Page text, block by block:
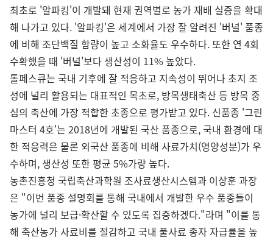
최초로 '알파킹'이 개발돼 현재 권역별로 농가 재배 실증을 확대
해 나가고 있다. '알파킹'은 세계에서 가장 잘 알려진 '버널' 품종
에 비해 조단백질 함량이 높고 소화율도 우수하다. 또한 연 4회
수확했을 때 '버널'보다 생산성이 11% 높았다.
톨페스큐는 국내 기후에 잘 적응하고 지속성이 뛰어나 초지 조
성에 널리 활용되는 대표적인 목초로, 방목생태축산 등 방목 중
심의 축산에 가장 적합한 초종으로 평가받고 있다. 신품종 '그린
마스터 4호'는 2018년에 개발된 국산 품종으로, 국내 환경에 대
한 적응력은 물론 외국산 품종에 비해 사료가치(영양성분)가 우
수하며, 생산성 또한 평균 5%가량 높다.
농촌진흥청 국립축산과학원 조사료생산시스템과 이상훈 과장
은 "이번 품종 설명회를 통해 국내에서 개발한 우수 품종들이
농가에 널리 보급·확산할 수 있도록 집중하겠다."라며 "이를 통
해 축산농가 사료비를 절감하고 국내 풀사료 종자 자급률을 높